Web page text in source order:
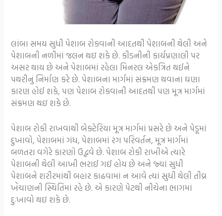
લાંબા સમય સુધી પેશાબ રોકવાની આદતથી પેશાબની થેલી અને
પેશાબની નળીમાં જલન થઇ શકે છે. કીડનીની કાર્યપ્રણાલી પર
અસર થાય છે અને પેશાબમાં રહેલા મિનરલ એકત્રિત થઈને
પથરીનું નિર્માણ કરે છે. પેશાબના માર્ગમાં સંક્રમણ થવાના ઘણા
કારણ હોઈ શકે, પણ પેશાબ રોકવાની આદતથી પણ મૂત્ર માર્ગમાં
સંક્રમણ થઇ શકે છે.
પેશાબ રોકી રાખવાથી બેક્ટેરિયા મૂત્ર માર્ગમાં પ્રસરે છે અને પેડૂમાં
દુખાવો, પેશાબમાં ગંધ, પેશાબમાં રંગ પરિવર્તન, મૂત્ર માર્ગમાં
બળતરા વગેરે કારણો ઉદ્ભવે છે. પેશાબ રોકી રાખીએ ત્યારે
પેશાબની થેલી આખી ભરાઈ ગઈ હોય છે અને જ્યાં સુધી
પેશાબને શરીરમાંથી બહાર કાઢવામાં ન આવે ત્યાં સુધી થેલી તીવ્ર
ખેંચાણની સ્થિતિમાં રહે છે. એ કારણે પેટથી નીચેના ભાગમાં
દુઃખાવો થઇ શકે છે.